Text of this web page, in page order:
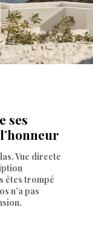
ses
Vue directe
êtes trompé
n’a pas